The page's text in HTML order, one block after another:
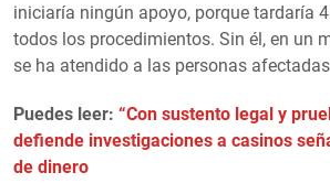
iniciaría ningún apoyo, porque tardaría
todos los procedimientos. Sin él, en un
se ha atendido a las personas
Puedes leer: “Con sustento legal y
defiende investigaciones a casinos
de dinero